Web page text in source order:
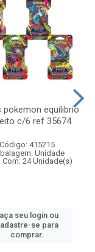
pokemon equilibrio
c/6 ref 35674
Código: 415215
Unidade
Com: 24 Unidade(s)
seu login ou
se para
comprar.